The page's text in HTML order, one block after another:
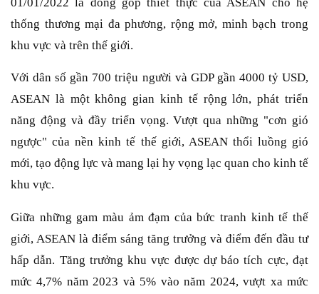
thống thương mại đa phương, rộng mở, minh bạch trong
khu vực và trên thế giới.
Với dân số gần 700 triệu người và GDP gần 4000 tỷ USD,
ASEAN là một không gian kinh tế rộng lớn, phát triển
năng động và đầy triển vọng. Vượt qua những "cơn gió
ngược" của nền kinh tế thế giới, ASEAN thổi luồng gió
mới, tạo động lực và mang lại hy vọng lạc quan cho kinh tế
khu vực.
Giữa những gam màu ảm đạm của bức tranh kinh tế thế
giới, ASEAN là điểm sáng tăng trưởng và điểm đến đầu tư
hấp dẫn. Tăng trưởng khu vực được dự báo tích cực, đạt
mức 4,7% năm 2023 và 5% vào năm 2024, vượt xa mức